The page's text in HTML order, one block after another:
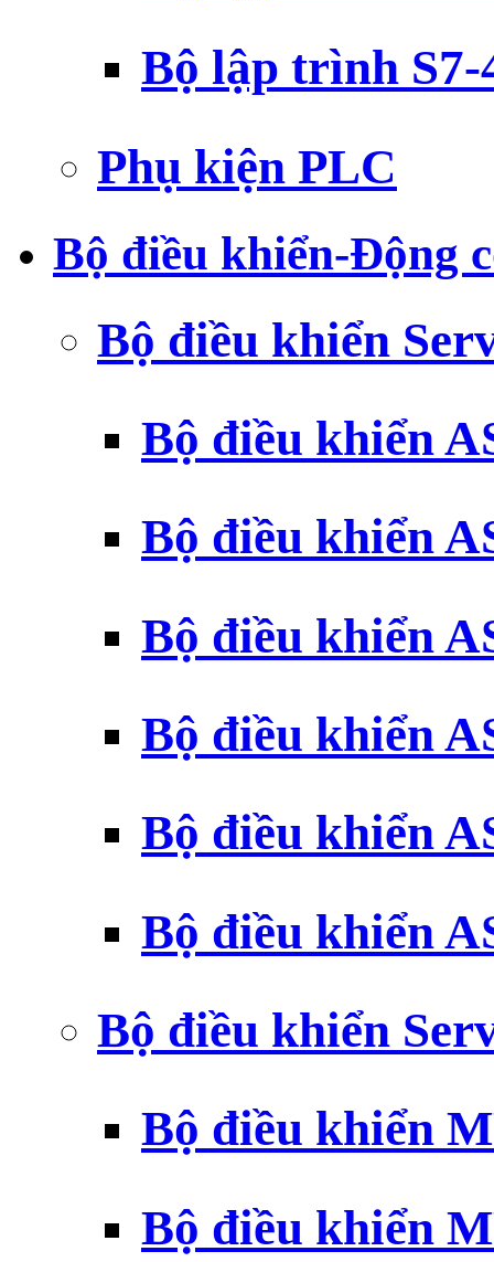
Bộ lập trình S7-
Phụ kiện PLC
Bộ điều khiển-Động
Bộ điều khiển
Bộ điều khiển
Bộ điều khiển
Bộ điều khiển
Bộ điều khiển
Bộ điều khiển
Bộ điều khiển
Bộ điều khiển
Bộ điều khiển
Bộ điều khiển